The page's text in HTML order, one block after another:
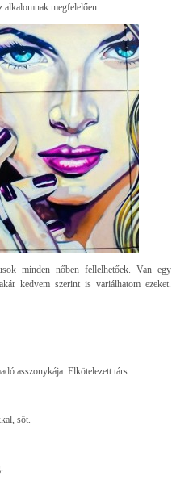
megfelelően.
minden nőben fellelhetőek. Van egy
kedvem szerint is variálhatom ezeket.
asszonykája. Elkötelezett társ.
sőt.